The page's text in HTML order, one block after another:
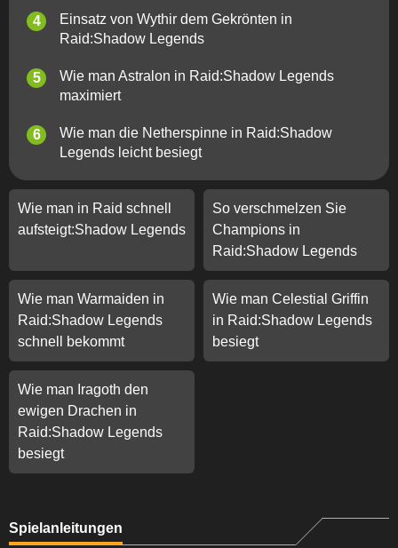
Einsatz von Wythir dem Gekrönten in
Raid:Shadow Legends
Wie man Astralon in Raid:Shadow Legends
maximiert
Wie man die Netherspinne in Raid:Shadow
Legends leicht besiegt
Wie man in Raid schnell
aufsteigt:Shadow Legends
So verschmelzen Sie
Champions in
Raid:Shadow Legends
Wie man Warmaiden in
Raid:Shadow Legends
schnell bekommt
Wie man Celestial Griffin
in Raid:Shadow Legends
besiegt
Wie man Iragoth den
ewigen Drachen in
Raid:Shadow Legends
besiegt
Spielanleitungen